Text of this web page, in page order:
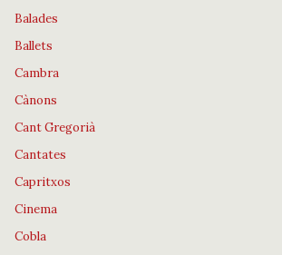
Balades
Ballets
Cambra
Cànons
Cant Gregorià
Cantates
Capritxos
Cinema
Cobla